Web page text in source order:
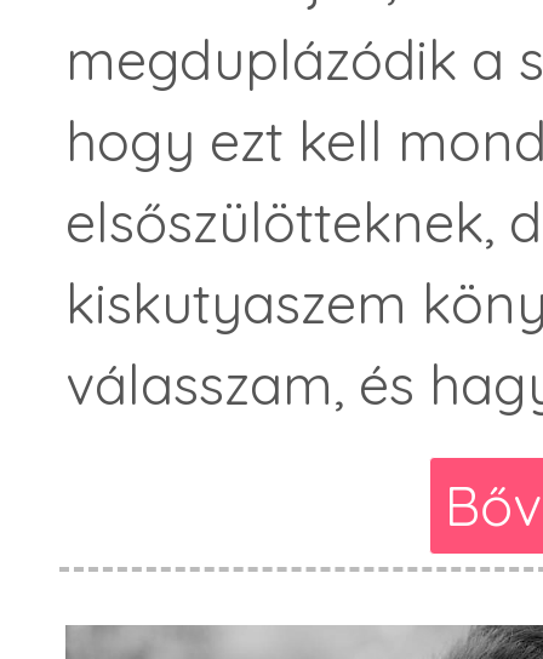
megduplázódik a
hogy ezt kell
elsőszülötteknek,
kiskutyaszem
válasszam, és